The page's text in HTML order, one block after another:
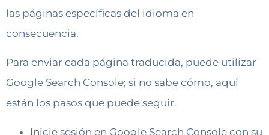
las páginas específicas del idioma en
consecuencia.
Para enviar cada página traducida, puede utilizar
Google Search Console; si no sabe cómo, aquí
están los pasos que puede seguir.
Inicie sesión en Google Search Console con su